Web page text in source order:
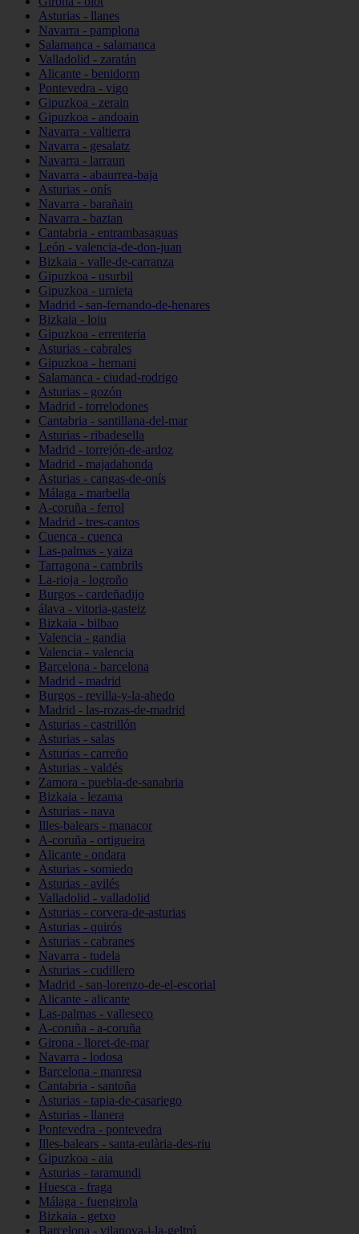
Asturias - llanes
Navarra - pamplona
Salamanca - salamanca
Valladolid - zaratán
Alicante - benidorm
Pontevedra - vigo
Gipuzkoa - zerain
Gipuzkoa - andoain
Navarra - valtierra
Navarra - gesalatz
Navarra - larraun
Navarra - abaurrea-baja
Asturias - onís
Navarra - barañain
Navarra - baztan
Cantabria - entrambasaguas
León - valencia-de-don-juan
Bizkaia - valle-de-carranza
Gipuzkoa - usurbil
Gipuzkoa - urnieta
Madrid - san-fernando-de-henares
Bizkaia - loiu
Gipuzkoa - errenteria
Asturias - cabrales
Gipuzkoa - hernani
Salamanca - ciudad-rodrigo
Asturias - gozón
Madrid - torrelodones
Cantabria - santillana-del-mar
Asturias - ribadesella
Madrid - torrejón-de-ardoz
Madrid - majadahonda
Asturias - cangas-de-onís
Málaga - marbella
A-coruña - ferrol
Madrid - tres-cantos
Cuenca - cuenca
Las-palmas - yaiza
Tarragona - cambrils
La-rioja - logroño
Burgos - cardeñadijo
álava - vitoria-gasteiz
Bizkaia - bilbao
Valencia - gandia
Valencia - valencia
Barcelona - barcelona
Madrid - madrid
Burgos - revilla-y-la-ahedo
Madrid - las-rozas-de-madrid
Asturias - castrillón
Asturias - salas
Asturias - carreño
Asturias - valdés
Zamora - puebla-de-sanabria
Bizkaia - lezama
Asturias - nava
Illes-balears - manacor
A-coruña - ortigueira
Alicante - ondara
Asturias - somiedo
Asturias - avilés
Valladolid - valladolid
Asturias - corvera-de-asturias
Asturias - quirós
Asturias - cabranes
Navarra - tudela
Asturias - cudillero
Madrid - san-lorenzo-de-el-escorial
Alicante - alicante
Las-palmas - valleseco
A-coruña - a-coruña
Girona - lloret-de-mar
Navarra - lodosa
Barcelona - manresa
Cantabria - santoña
Asturias - tapia-de-casariego
Asturias - llanera
Pontevedra - pontevedra
Illes-balears - santa-eulària-des-riu
Gipuzkoa - aia
Asturias - taramundi
Huesca - fraga
Málaga - fuengirola
Bizkaia - getxo
Barcelona - vilanova-i-la-geltrú